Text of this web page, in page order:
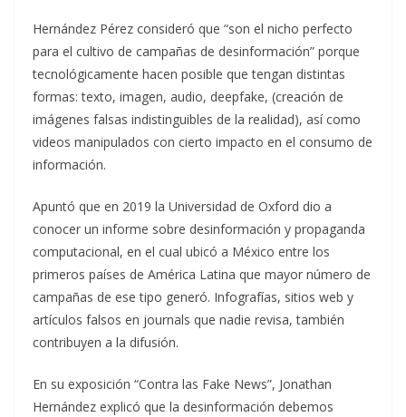
Hernández Pérez consideró que “son el nicho perfecto
para el cultivo de campañas de desinformación” porque
tecnológicamente hacen posible que tengan distintas
formas: texto, imagen, audio, deepfake, (creación de
imágenes falsas indistinguibles de la realidad), así como
videos manipulados con cierto impacto en el consumo de
información.
Apuntó que en 2019 la Universidad de Oxford dio a
conocer un informe sobre desinformación y propaganda
computacional, en el cual ubicó a México entre los
primeros países de América Latina que mayor número de
campañas de ese tipo generó. Infografías, sitios web y
artículos falsos en journals que nadie revisa, también
contribuyen a la difusión.
En su exposición “Contra las Fake News”, Jonathan
Hernández explicó que la desinformación debemos